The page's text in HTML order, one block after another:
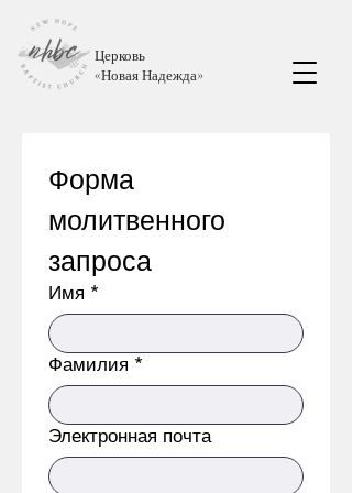
Церковь
«Новая Надежда»
Форма
молитвенного
запроса
Имя *
Фамилия *
Электронная почта